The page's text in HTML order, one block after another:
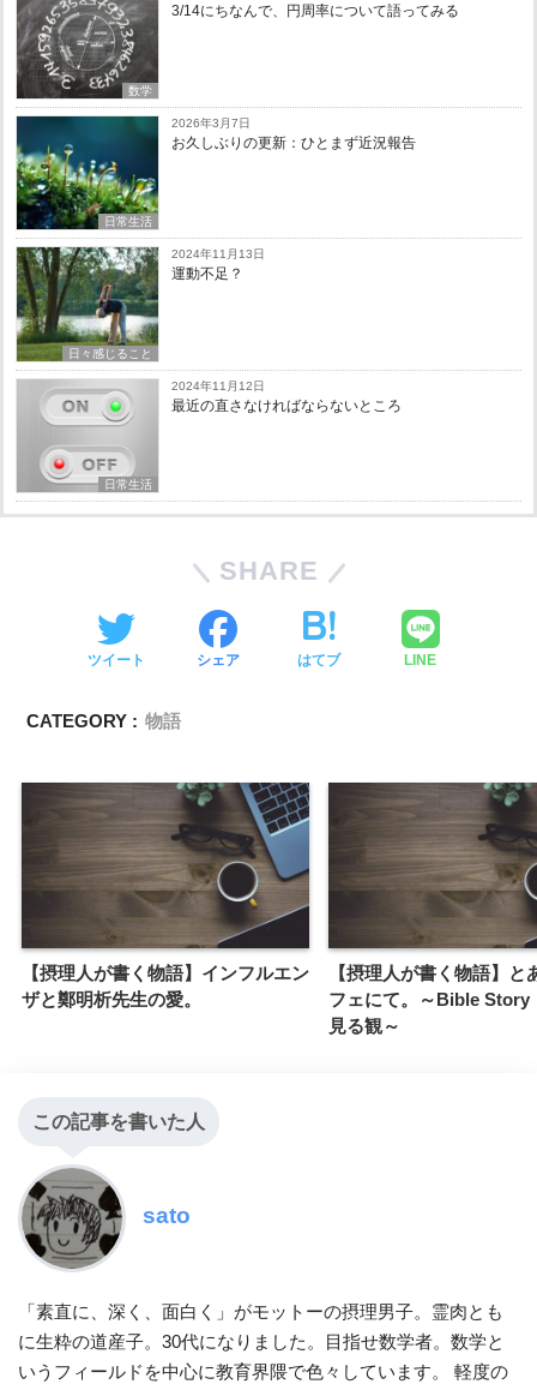
数学
3/14にちなんで、円周率について語ってみる
日常生活
2026年3月7日
お久しぶりの更新：ひとまず近況報告
日々感じること
2024年11月13日
運動不足？
日常生活
2024年11月12日
最近の直さなければならないところ
SHARE
ツイート シェア はてブ LINE
CATEGORY : 物語
【摂理人が書く物語】インフルエン
ザと鄭明析先生の愛。
【摂理人が書く物語】と
フェにて。～Bible Story
見る観～
この記事を書いた人
sato
「素直に、深く、面白く」がモットーの摂理男子。霊肉とも
に生粋の道産子。30代になりました。目指せ数学者。数学と
いうフィールドを中心に教育界隈で色々しています。 軽度の